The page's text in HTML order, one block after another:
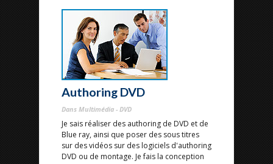
Authoring DVD
Dans Multimédia - DVD
Je sais réaliser des authoring de DVD et de
Blue ray, ainsi que poser des sous titres
sur des vidéos sur des logiciels d'authoring
DVD ou de montage. Je fais la conception